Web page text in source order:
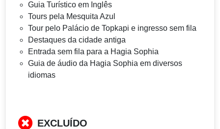
Guia Turístico em Inglês
Tours pela Mesquita Azul
Tour pelo Palácio de Topkapi e ingresso sem fila
Destaques da cidade antiga
Entrada sem fila para a Hagia Sophia
Guia de áudio da Hagia Sophia em diversos
idiomas
EXCLUÍDO